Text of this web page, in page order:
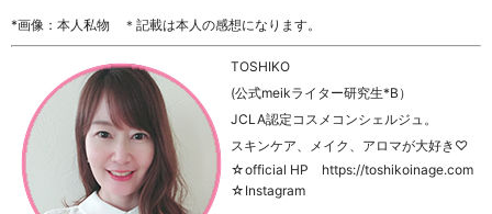
*画像：本人私物 ＊記載は本人の感想になります。
TOSHIKO
(公式meikライター研究生*B）
JCLA認定コスメコンシェルジュ。
スキンケア、メイク、アロマが大好き♡
☆official HP https://toshikoinage.com
☆Instagram